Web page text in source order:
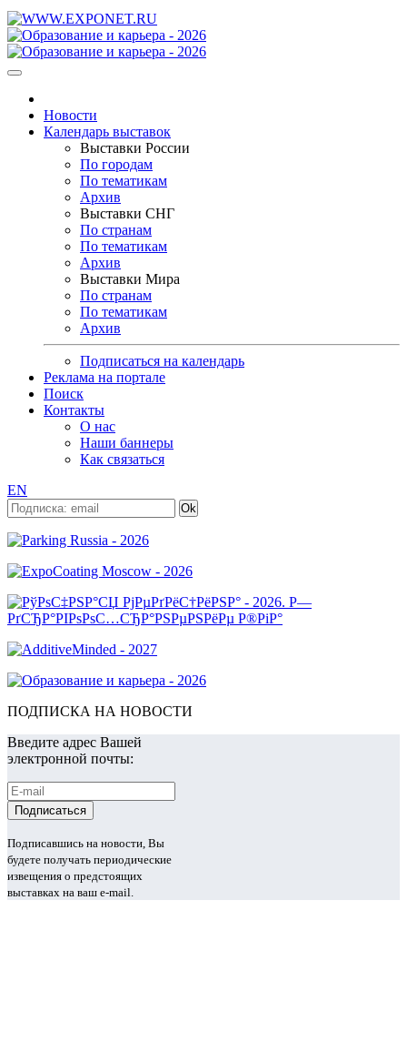
Новости
Календарь выставок
Выставки России
По городам
По тематикам
Архив
Выставки СНГ
По странам
По тематикам
Архив
Выставки Мира
По странам
По тематикам
Архив
Подписаться на календарь
Реклама на портале
Поиск
Контакты
О нас
Наши баннеры
Как связаться
EN
ПОДПИСКА НА НОВОСТИ
Введите адрес Вашей
электронной почты:
Подписавшись на новости, Вы
будете получать периодические
извещения о предстоящих
выставках на ваш e-mail.